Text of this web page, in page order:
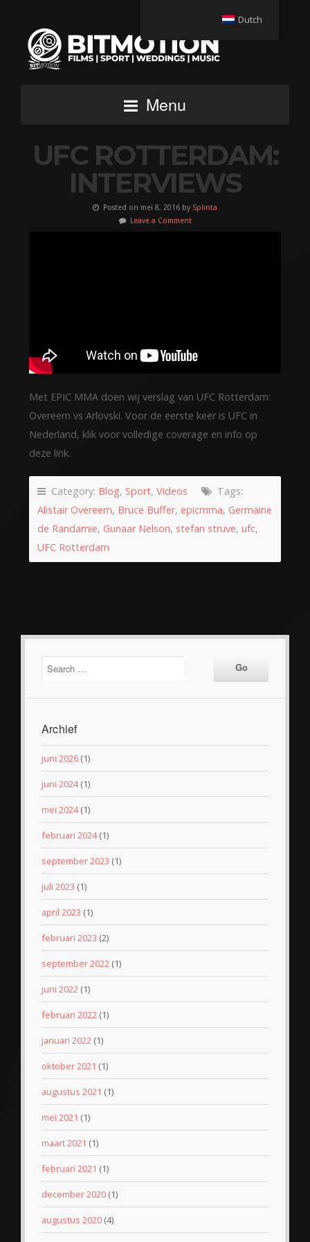
Menu
UFC ROTTERDAM:
INTERVIEWS
Posted on mei 8, 2016 by Splinta
Leave a Comment
Met EPIC MMA doen wij verslag van UFC Rotterdam:
Overeem vs Arlovski. Voor de eerste keer is UFC in
Nederland, klik voor volledige coverage en info op
deze link.
Category: Blog, Sport, Videos
Tags:
Alistair Overeem, Bruce Buffer, epicmma, Germaine
de Randamie, Gunaar Nelson, stefan struve, ufc,
UFC Rotterdam
Archief
juni 2026 (1)
juni 2024(1)
mei 2024(1)
februari 2024(1)
september 2023 (1)
juli 2023 (1)
april 2023 (1)
februari 2023 (2)
september 2022 (1)
juni 2022 (1)
februari 2022 (1)
januari 2022 (1)
oktober 2021 (1)
augustus 2021 (1)
mei 2021 (1)
maart 2021 (1)
februari 2021 (1)
december 2020 (1)
augustus 2020 (4)
Dutch